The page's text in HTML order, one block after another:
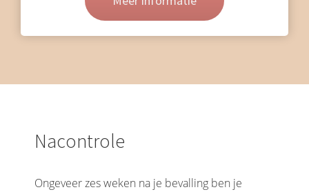
Nacontrole
Ongeveer zes weken na je bevalling ben je